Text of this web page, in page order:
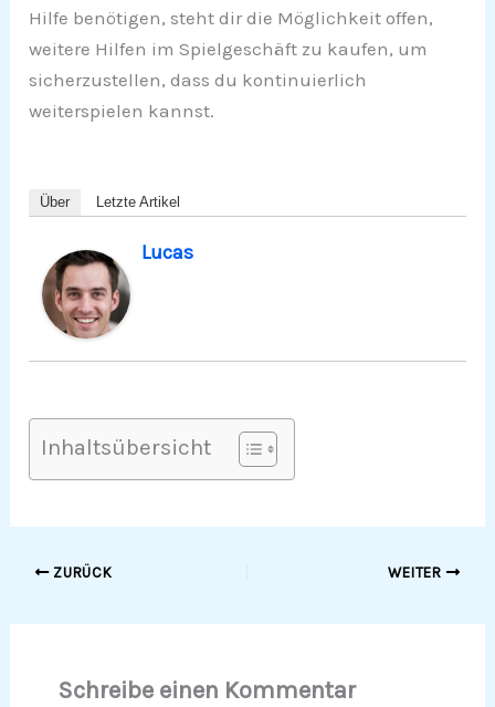
Hilfe benötigen, steht dir die Möglichkeit offen,
weitere Hilfen im Spielgeschäft zu kaufen, um
sicherzustellen, dass du kontinuierlich
weiterspielen kannst.
Über Letzte Artikel
Lucas
Inhaltsübersicht
ZURÜCK WEITER
Schreibe einen Kommentar